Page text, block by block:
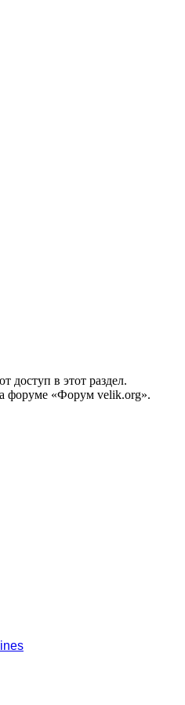
доступ в этот раздел.
форуме «Форум velik.org».